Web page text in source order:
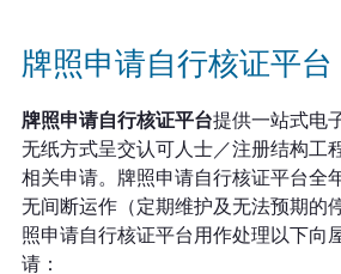
牌照申请自行核证平台
牌照申请自行核证平台提供一站式电
无纸方式呈交认可人士／注册结构工
相关申请。牌照申请自行核证平台全
无间断运作（定期维护及无法预期的
照申请自行核证平台用作处理以下向
请：